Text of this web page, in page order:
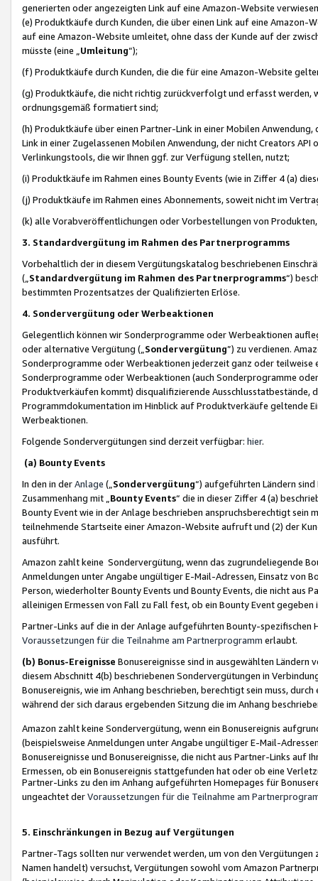
generierten oder angezeigten Link auf eine Amazon-Website
(e) Produktkäufe durch Kunden, die über einen Link auf eine
auf eine Amazon-Website umleitet, ohne dass der Kunde auf der
müsste (eine „ Umleitung“);
(f) Produktkäufe durch Kunden, die die für eine Amazon-Website
(g) Produktkäufe, die nicht richtig zurückverfolgt und erfasst werden,
ordnungsgemäß formatiert sind;
(h) Produktkäufe über einen Partner-Link in einer Mobilen
Link in einer Zugelassenen Mobilen Anwendung, der nicht Creators
Verlinkungstools, die wir Ihnen ggf. zur Verfügung stellen, nutzt;
(i) Produktkäufe im Rahmen eines Bounty Events (wie in Ziffer 4 (a)
(j) Produktkäufe im Rahmen eines Abonnements, soweit nicht im
(k) alle Vorabveröffentlichungen oder Vorbestellungen von
3. Standardvergütung im Rahmen des Partnerprogramms
Vorbehaltlich der in diesem Vergütungskatalog beschriebenen
(„ Standardvergütung im Rahmen des Partnerprogramms“)
bestimmten Prozentsatzes der Qualifizierten Erlöse.
4. Sondervergütung oder Werbeaktionen
Gelegentlich können wir Sonderprogramme oder Werbeaktionen
oder alternative Vergütung („ Sondervergütung”) zu verdienen.
Sonderprogramme oder Werbeaktionen jederzeit ganz oder
Sonderprogramme oder Werbeaktionen (auch Sonderprogramme
Produktverkäufen kommt) disqualifizierende Ausschlusstatbestände,
Programmdokumentation im Hinblick auf Produktverkäufe geltende
Werbeaktionen.
Folgende Sondervergütungen sind derzeit verfügbar: hier.
(a) Bounty Events
In den in derAnlage („ Sondervergütung“) aufgeführten Ländern
Zusammenhang mit „ Bounty Events“ die in dieser Ziffer 4 (a)
Bounty Event wie in der Anlage beschrieben anspruchsberechtigt sein
teilnehmende Startseite einer Amazon-Website aufruft und (2) der
ausführt.
Amazon zahlt keine Sondervergütung, wenn das zugrundeliegende
Anmeldungen unter Angabe ungültiger E-Mail-Adressen, Einsatz von
Person, wiederholter Bounty Events und Bounty Events, die nicht
alleinigen Ermessen von Fall zu Fall fest, ob ein Bounty Event
Partner-Links auf die in der Anlage aufgeführten Bounty-spezifischen
Voraussetzungen für die Teilnahme am Partnerprogramm erlaubt.
(b) Bonus-Ereignisse Bonusereignisse sind in ausgewählten Ländern
diesem Abschnitt 4(b) beschriebenen Sondervergütungen in
Bonusereignis, wie im Anhang beschrieben, berechtigt sein muss,
während der sich daraus ergebenden Sitzung die im Anhang
Amazon zahlt keine Sondervergütung, wenn ein Bonusereignis
(beispielsweise Anmeldungen unter Angabe ungültiger E-Mail-
Bonusereignisse und Bonusereignisse, die nicht aus Partner-Links auf
Ermessen, ob ein Bonusereignis stattgefunden hat oder ob eine
Partner-Links zu den im Anhang aufgeführten Homepages für
ungeachtet derVoraussetzungen für die Teilnahme am
5. Einschränkungen in Bezug auf Vergütungen
Partner-Tags sollten nur verwendet werden, um von den
Namen handelt) versuchst, Vergütungen sowohl vom Amazon